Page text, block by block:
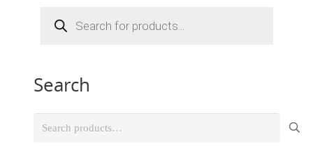
search
Search
Search